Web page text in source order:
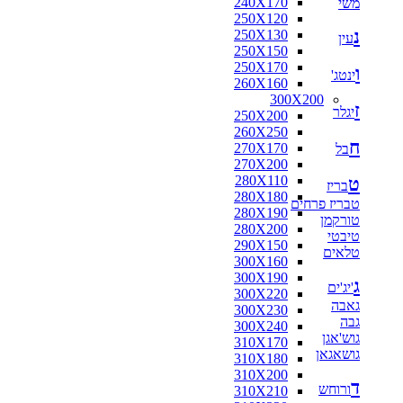
250X120
250X130
250X150
250X170
260X160
300X200
250X200
260X250
270X170
270X200
280X110
280X180
280X190
280X200
290X150
300X160
300X190
300X220
300X230
300X240
310X170
310X180
310X200
310X210
משי
נעין
וינטג'
זיגלר
חבל
טבריז
טבריז פרחים
טורקמן
טיבטי
טלאים
ג'יג'ים
גאבה
גבה
גוש'אגן
גושאגאן
דורוחש
160X160
170X120
170X125
170X160
180X110
180X115
180X120
180X130
180X140
180X160
180X180
190X130
200X100
200X130
200X140
200X150
200X80
210X130
210X140
210X240
216X250
220X100
220X110
220X120
220X130